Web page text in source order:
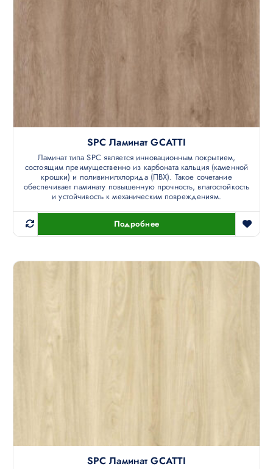
SPC Ламинат GCATTI
Ламинат типа SPC является инновационным покрытием,
состоящим преимущественно из карбоната кальция (каменной
крошки) и поливинилхлорида (ПВХ). Такое сочетание
обеспечивает ламинату повышенную прочность, влагостойкость
и устойчивость к механическим повреждениям.
Подробнее
SPC Ламинат GCATTI